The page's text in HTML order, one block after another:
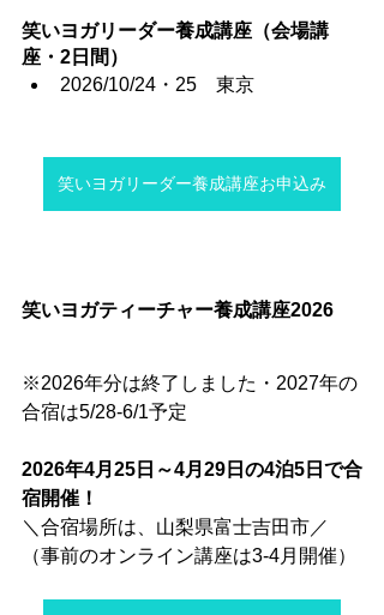
笑いヨガリーダー養成講座（会場講
座・2日間）
2026/10/24・25　東京
笑いヨガリーダー養成講座お申込み
笑いヨガティーチャー養成講座2026
※2026年分は終了しました・2027年の
合宿は5/28-6/1予定
2026年4月25日～4月29日の4泊5日で合
宿開催！
＼合宿場所は、山梨県富士吉田市／
（事前のオンライン講座は3-4月開催）